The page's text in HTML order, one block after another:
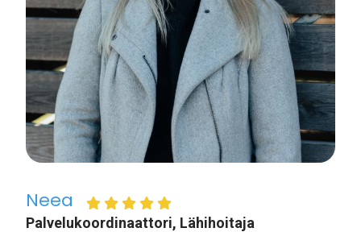
Neea
Palvelukoordinaattori, Lähihoitaja